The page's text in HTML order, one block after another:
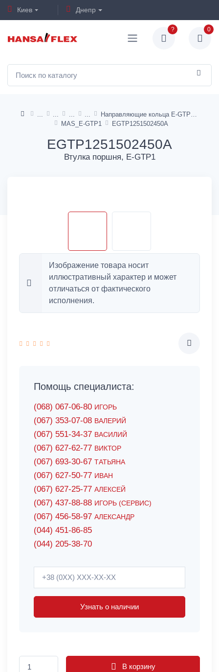
Киев Днепр
? 0
MAS_E-GTP1
EGTP1251502450A
EGTP1251502450A
Втулка поршня, E-GTP1
Изображение товара носит
иллюстративный характер и может
отличаться от фактического
исполнения.
Помощь специалиста:
(068) 067-06-80 ИГОРЬ
(067) 353-07-08 ВАЛЕРИЙ
(067) 551-34-37 ВАСИЛИЙ
(067) 627-62-77 ВИКТОР
(067) 693-30-67 ТАТЬЯНА
(067) 627-50-77 ИВАН
(067) 627-25-77 АЛЕКСЕЙ
(067) 437-88-88 ИГОРЬ (СЕРВИС)
(067) 456-58-97 АЛЕКСАНДР
(044) 451-86-85
(044) 205-38-70
Узнать о наличии
В корзину